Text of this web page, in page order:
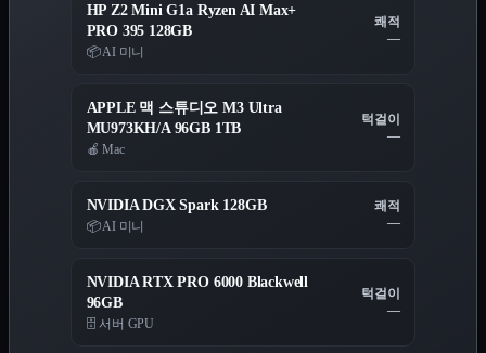
HP Z2 Mini G1a Ryzen AI Max+
PRO 395 128GB
📦 AI 미니
쾌적
—
APPLE 맥 스튜디오 M3 Ultra
MU973KH/A 96GB 1TB
🍎 Mac
턱걸이
—
NVIDIA DGX Spark 128GB
📦 AI 미니
쾌적
—
NVIDIA RTX PRO 6000 Blackwell
96GB
🗄️ 서버 GPU
턱걸이
—